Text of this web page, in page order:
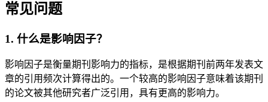
常见问题
1. 什么是影响因子？
影响因子是衡量期刊影响力的指标，是根据期刊前两年发表文
章的引用频次计算得出的。一个较高的影响因子意味着该期刊
的论文被其他研究者广泛引用，具有更高的影响力。